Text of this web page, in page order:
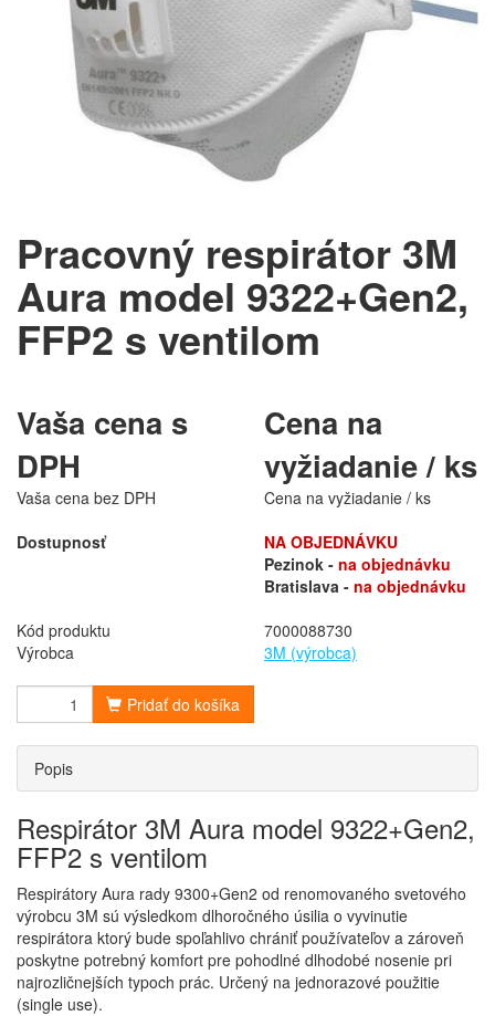
Pracovný respirátor 3M
Aura model 9322+Gen2,
FFP2 s ventilom
Vaša cena s
DPH
Cena na
vyžiadanie / ks
Vaša cena bez DPH
Cena na vyžiadanie / ks
Dostupnosť
NA OBJEDNÁVKU
Pezinok - na objednávku
Bratislava - na objednávku
Kód produktu
7000088730
Výrobca
3M (výrobca)
Pridať do košíka
Popis
Respirátor 3M Aura model 9322+Gen2,
FFP2 s ventilom
Respirátory Aura rady 9300+Gen2 od renomovaného svetového
výrobcu 3M sú výsledkom dlhoročného úsilia o vyvinutie
respirátora ktorý bude spoľahlivo chrániť používateľov a zároveň
poskytne potrebný komfort pre pohodlné dlhodobé nosenie pri
najrozličnejších typoch prác. Určený na jednorazové použitie
(single use).